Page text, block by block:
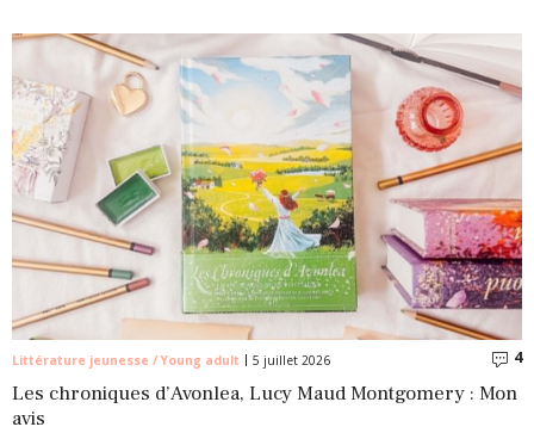
Littérature jeunesse / Young adult 5 juillet 2026 4
Les chroniques d’Avonlea, Lucy Maud Montgomery : Mon
avis